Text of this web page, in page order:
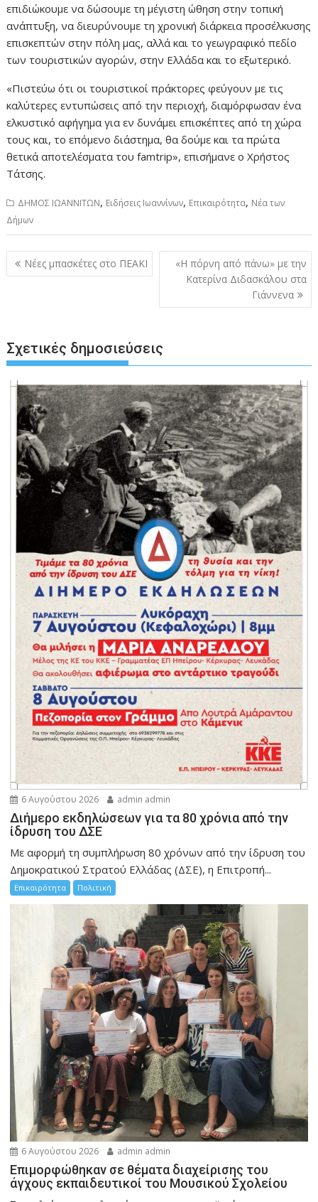
επιδιώκουμε να δώσουμε τη μέγιστη ώθηση στην τοπική
ανάπτυξη, να διευρύνουμε τη χρονική διάρκεια προσέλκυσης
επισκεπτών στην πόλη μας, αλλά και το γεωγραφικό πεδίο
των τουριστικών αγορών, στην Ελλάδα και το εξωτερικό.
«Πιστεύω ότι οι τουριστικοί πράκτορες φεύγουν με τις
καλύτερες εντυπώσεις από την περιοχή, διαμόρφωσαν ένα
ελκυστικό αφήγημα για εν δυνάμει επισκέπτες από τη χώρα
τους και, το επόμενο διάστημα, θα δούμε και τα πρώτα
θετικά αποτελέσματα του famtrip», επισήμανε ο Χρήστος
Τάτσης.
ΔΗΜΟΣ ΙΩΑΝΝΙΤΩΝ, Ειδήσεις Ιωαννίνων, Επικαιρότητα, Νέα των
Δήμων
Πλοήγηση
άρθρων
Νέες μπασκέτες στο ΠΕΑΚΙ
«H πόρνη από πάνω» με την
Κατερίνα Διδασκάλου στα
Γιάννενα
Σχετικές δημοσιεύσεις
6 Αυγούστου 2026 admin admin
Διήμερο εκδηλώσεων για τα 80 χρόνια από την
ίδρυση του ΔΣΕ
Με αφορμή τη συμπλήρωση 80 χρόνων από την ίδρυση του
Δημοκρατικού Στρατού Ελλάδας (ΔΣΕ), η Επιτροπή...
Επικαιρότητα Πολιτική
6 Αυγούστου 2026 admin admin
Eπιμορφώθηκαν σε θέματα διαχείρισης του
άγχους εκπαιδευτικοί του Μουσικού Σχολείου